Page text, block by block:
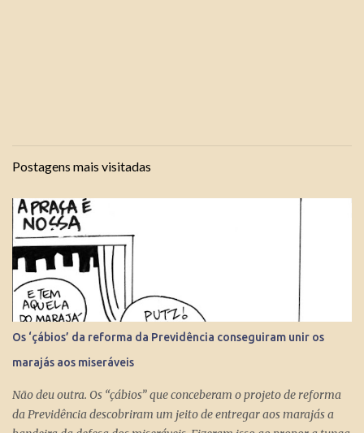
Postagens mais visitadas
Os ‘çábios’ da reforma da Previdência conseguiram unir os
marajás aos miseráveis
Não deu outra. Os “çábios” que conceberam o projeto de reforma
da Previdência descobriram um jeito de entregar aos marajás a